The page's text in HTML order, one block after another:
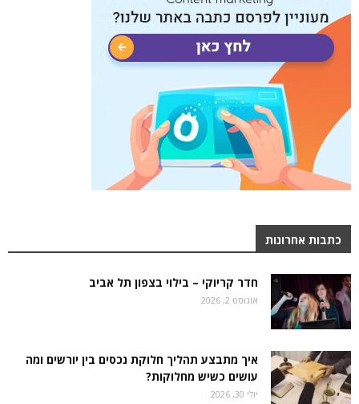
כתבות אחרונות
חדר קריוקי – בילוי בצפון תל אביב
אוגוסט 2, 2026
איך מתבצע תהליך חלוקת נכסים בין יורשים ומה
עושים כשיש מחלוקות?
יולי 30, 2026